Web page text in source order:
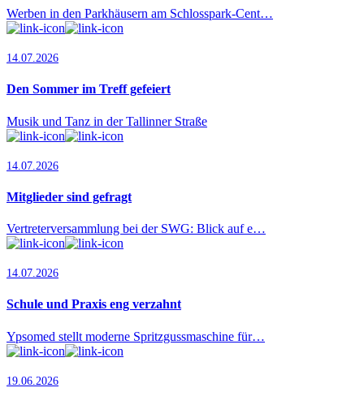
Werben in den Parkhäusern am Schlosspark-Cent…
14.07.2026
Den Sommer im Treff gefeiert
Musik und Tanz in der Tallinner Straße
14.07.2026
Mitglieder sind gefragt
Vertreterversammlung bei der SWG: Blick auf e…
14.07.2026
Schule und Praxis eng verzahnt
Ypsomed stellt moderne Spritzgussmaschine für…
19.06.2026